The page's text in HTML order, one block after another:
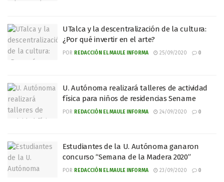
UTalca y la descentralización de la cultura:
¿Por qué invertir en el arte?
POR REDACCIÓN EL MAULE INFORMA 25/09/2020 0
U. Autónoma realizará talleres de actividad
física para niños de residencias Sename
POR REDACCIÓN EL MAULE INFORMA 24/09/2020 0
Estudiantes de la U. Autónoma ganaron
concurso “Semana de la Madera 2020”
POR REDACCIÓN EL MAULE INFORMA 23/09/2020 0